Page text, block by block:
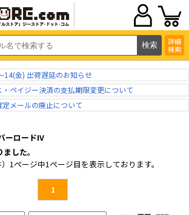
詳細
検索
14(金) 出荷遅延のお知らせ
・ペイジー決済の支払期限変更について
定メールの廃止について
ーロードIV
した。
）1ページ中1ページ目を表示しております。
1